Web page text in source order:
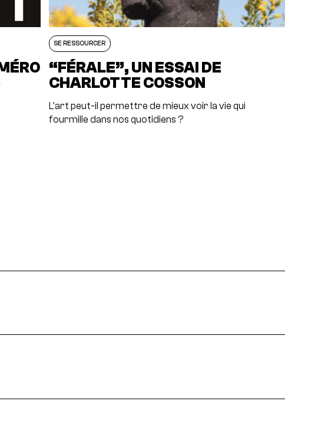
SE RESSOURCER
“FÉRALE”, UN ESSAI DE
CHARLOTTE COSSON
L’art peut-il permettre de mieux voir la vie qui
fourmille dans nos quotidiens ?
à projets, rencontres...